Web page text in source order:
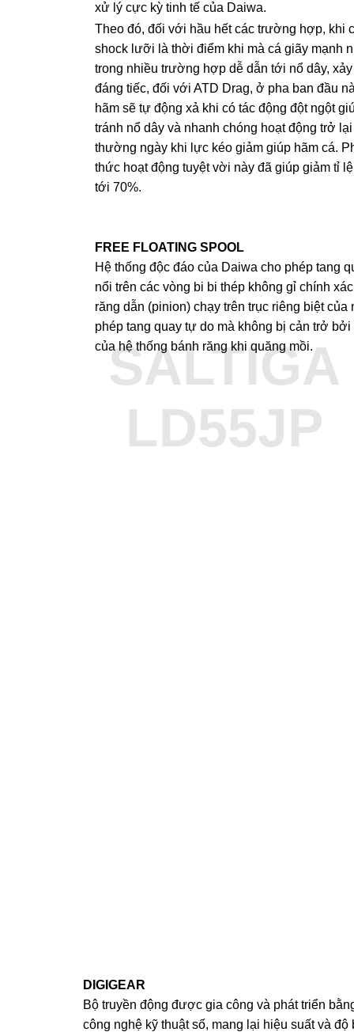
xử lý cực kỳ tinh tế của Daiwa.
Theo đó, đối với hầu hết các trường hợp, khi
shock lưỡi là thời điểm khi mà cá giãy mạnh
trong nhiều trường hợp dễ dẫn tới nổ dây, xảy
đáng tiếc, đối với ATD Drag, ở pha ban đầu
hãm sẽ tự động xả khi có tác động đột ngột
tránh nổ dây và nhanh chóng hoạt động trở
thường ngày khi lực kéo giảm giúp hãm cá.
thức hoạt động tuyệt vời này đã giúp giảm tỉ
tới 70%.
FREE FLOATING SPOOL
Hệ thống độc đáo của Daiwa cho phép tang
nổi trên các vòng bi bi thép không gỉ chính
răng dẫn (pinion) chạy trên trục riêng biệt của
phép tang quay tự do mà không bị cản trở bởi
của hệ thống bánh răng khi quăng mồi.
SALTIGA
LD55JP
DIGIGEAR
Bộ truyền động được gia công và phát triển
công nghệ kỹ thuật số, mang lại hiệu suất và độ